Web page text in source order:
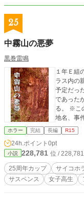
25
中霧山の悪夢
黒巻雷鳴
１年Ｅ組
ラス内の
予定だっ
であった
る。 ※この物語はフィクションであり、実在の人物、団体、
地名、事
ホラー 完結 長編 R15
24h.ポイント 0pt
小説 228,781 位 /
25周年カップ サイコホ
サスペンス
女子高生